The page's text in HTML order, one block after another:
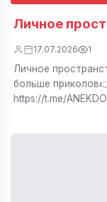
Личное
17.07.2026 1
Личное
больше
https://t.me/